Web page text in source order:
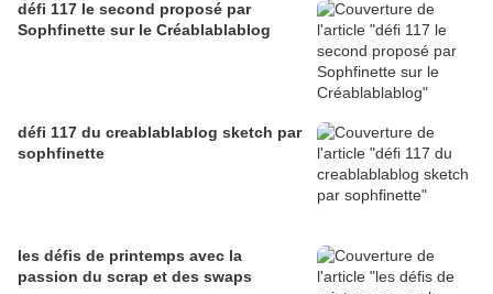
défi 117 le second proposé par
Sophfinette sur le Créablablablog
défi 117 du creablablablog sketch par
sophfinette
les défis de printemps avec la
passion du scrap et des swaps